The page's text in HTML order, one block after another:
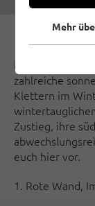
Entlang des Inn
zahlreiche
Klettern im
Zustieg, ihre
euch hier vor.
1. Rote Wand,
Mehr